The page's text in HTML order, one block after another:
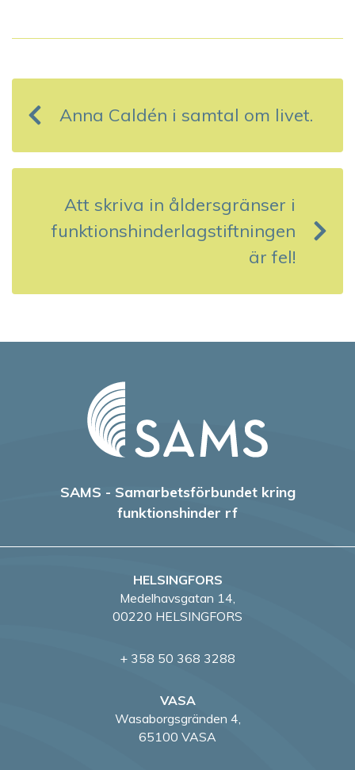
n
ä
n
Anna Caldén i samtal om livet.
Att skriva in åldersgränser i
funktionshinderlagstiftningen
är fel!
SAMS - Samarbetsförbundet kring
funktionshinder rf
HELSINGFORS
Medelhavsgatan 14,
00220 HELSINGFORS
+ 358 50 368 3288
VASA
Wasaborgsgränden 4,
65100 VASA